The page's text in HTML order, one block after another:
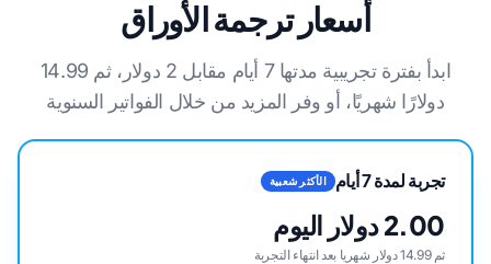
أسعار ترجمة الأوراق
ابدأ بفترة تجريبية مدتها 7 أيام مقابل 2 دولار، ثم 14.99
دولارًا شهريًا، أو وفر المزيد من خلال الفواتير السنوية
تجربة لمدة 7 أيام الأكثر شعبية
2.00 دولار اليوم
ثم 14.99 دولار شهريا بعد انتهاء التجربة